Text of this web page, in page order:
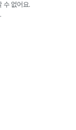
수 없어요.